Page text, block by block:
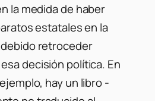
la medida de haber
estatales en la
retroceder
decisión política. En
hay un libro -